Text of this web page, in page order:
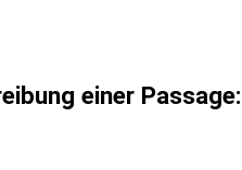
einer Passage: